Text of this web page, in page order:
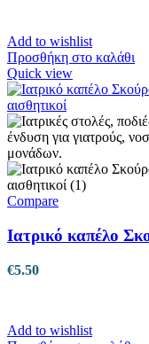
Add to wishlist
Προσθήκη στο καλάθι
Quick view
Compare
Ιατρικό καπέλο
€5.50
Add to wishlist